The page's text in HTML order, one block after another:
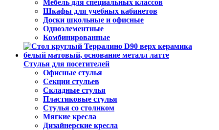
Мебель для специальных классов
Шкафы для учебных кабинетов
Доски школьные и офисные
Одноэлементные
Комбинированные
Стулья для посетителей
Офисные стулья
Секции стульев
Складные стулья
Пластиковые стулья
Стулья со столиком
Мягкие кресла
Дизайнерские кресла